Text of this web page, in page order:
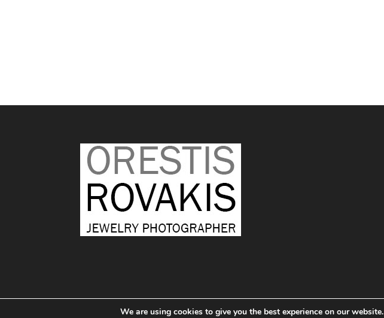
We are using cookies to give you the best experience on our website.